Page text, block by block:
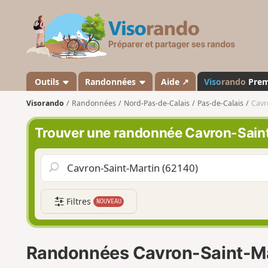
s
a
n
d
o
Outils Randonnées Aide ↗ Visorando
Visorando Randonnées Nord-Pas-de-Calais Pas-de-Calais
Trouver une randonnée Cavron-
Filtres NOUVEAU
Randonnées Cavron-Saint-